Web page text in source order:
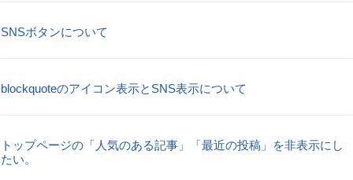
SNSボタンについて
blockquoteのアイコン表示とSNS表示について
トップページの「人気のある記事」「最近の投稿」を非表示にし
たい。